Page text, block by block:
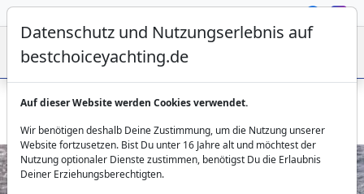
Lagoon 40 Fethiye ohne Skipper mieten – Katamaran Turtle
Datenschutz und Nutzungserlebnis auf
bestchoiceyachting.de
Auf dieser Website werden Cookies verwendet.
Wir benötigen deshalb Deine Zustimmung, um die Nutzung unserer
Website fortzusetzen. Bist Du unter 16 Jahre alt und möchtest der
Nutzung optionaler Dienste zustimmen, benötigst Du die Erlaubnis
Deiner Erziehungsberechtigten.